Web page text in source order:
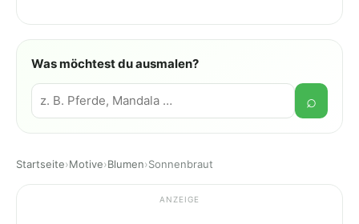
Was möchtest du ausmalen?
Suche
⌕
Startseite›Motive›Blumen›Sonnenbraut
ANZEIGE